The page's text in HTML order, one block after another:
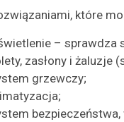
które
– sprawdza
zasłony i żaluzje
grzewczy;